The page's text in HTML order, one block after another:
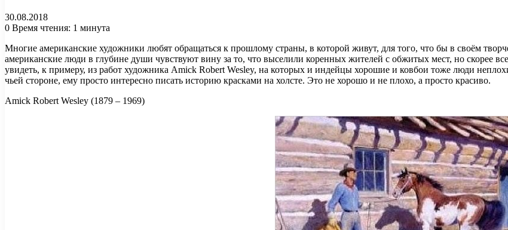
30.08.2018
0 Время чтения: 1 минута
Многие американские художники любят обращаться к прошлому страны, в которой живут, для того, что бы в своём
американские люди в глубине души чувствуют вину за то, что выселили коренных жителей с обжитых мест, но скорее
увидеть, к примеру, из работ художника Amick Robert Wesley, на которых и индейцы хорошие и ковбои тоже люди
чьей стороне, ему просто интересно писать историю красками на холсте. Это не хорошо и не плохо, а просто красиво.
Amick Robert Wesley (1879 – 1969)